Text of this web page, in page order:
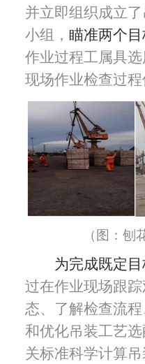
并立即组织成立
小组， 瞄准两个
作业过程工属具
现场作业检查过程
（图：刨
为完成既定
过在作业现场跟
态、了解检查流程
和优化吊装工艺
关标准科学计算